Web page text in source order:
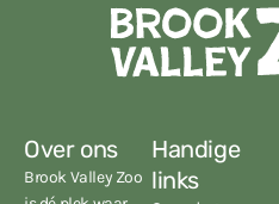
Over ons
Brook Valley Zoo
Handige
links